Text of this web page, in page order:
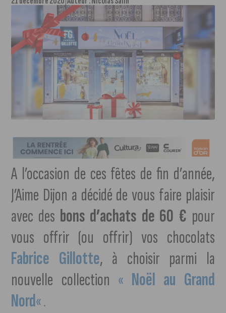
A l’occasion de ces fêtes de fin d’année,
J’Aime Dijon a décidé de vous faire plaisir
avec des bons d’achats de 60 € pour
vous offrir (ou offrir) vos chocolats
Fabrice Gillotte, à choisir parmi la
nouvelle collection « Noël au Grand
Nord« .